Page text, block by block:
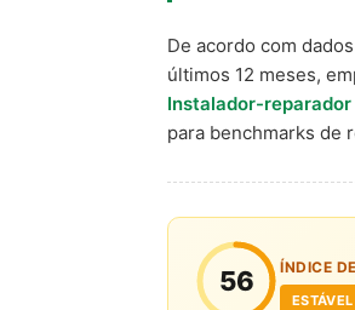
De acordo com
últimos 12 meses,
Instalador-
para benchmarks de
56 ÍNDICE
ESTÁVEL